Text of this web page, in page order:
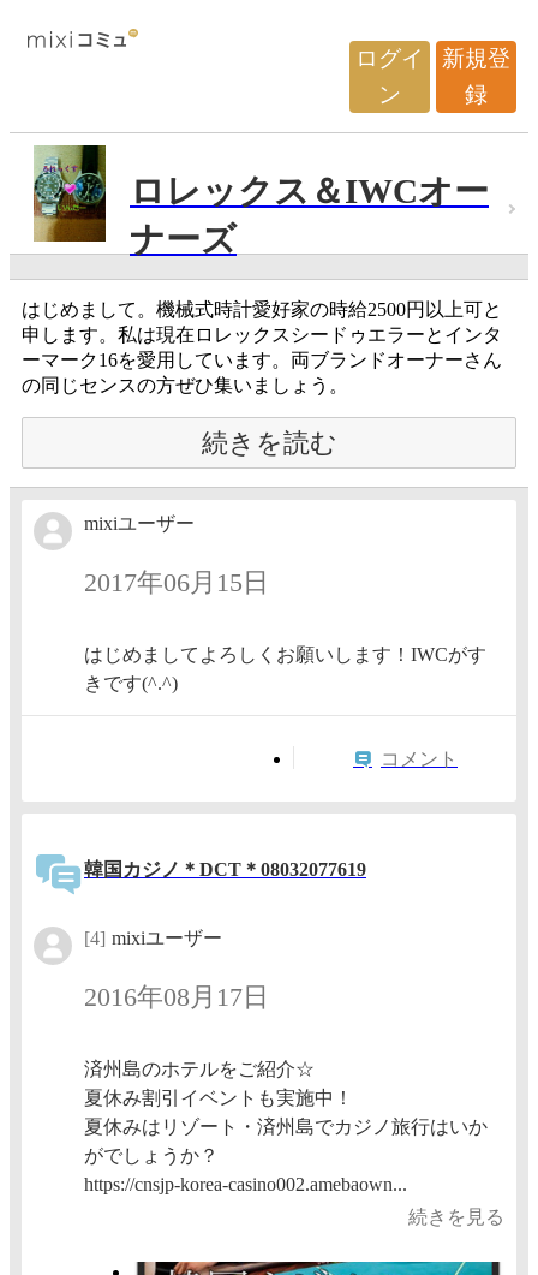
ログイ
ン
新規登
録
ロレックス＆IWCオー
ナーズ
はじめまして。機械式時計愛好家の時給2500円以上可と
申します。私は現在ロレックスシードゥエラーとインタ
ーマーク16を愛用しています。両ブランドオーナーさん
の同じセンスの方ぜひ集いましょう。
続きを読む
mixiユーザー
2017年06月15日
はじめましてよろしくお願いします！IWCがす
きです(^.^)
コメント
韓国カジノ＊DCT＊08032077619
[4] mixiユーザー
2016年08月17日
済州島のホテルをご紹介☆
夏休み割引イベントも実施中！
夏休みはリゾート・済州島でカジノ旅行はいか
がでしょうか？
https://cnsjp-korea-casino002.amebaown...
続きを見る